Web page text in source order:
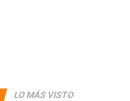
LO MÁS VISTO